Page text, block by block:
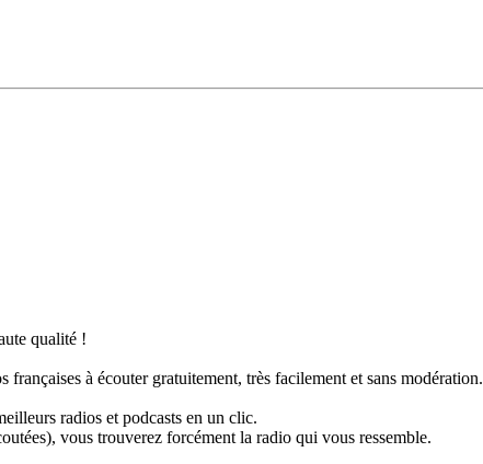
qualité !
à écouter gratuitement, très facilement et sans modération.
radios et podcasts en un clic.
vous trouverez forcément la radio qui vous ressemble.